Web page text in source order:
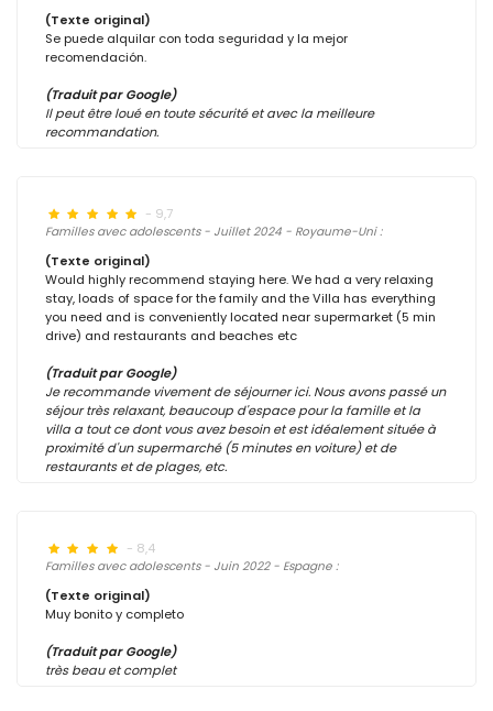
(Texte original)
Se puede alquilar con toda seguridad y la mejor
recomendación.
(Traduit par Google)
Il peut être loué en toute sécurité et avec la meilleure
recommandation.
- 9,7
Familles avec adolescents - Juillet 2024 - Royaume-Uni :
(Texte original)
Would highly recommend staying here. We had a very relaxing
stay, loads of space for the family and the Villa has everything
you need and is conveniently located near supermarket (5 min
drive) and restaurants and beaches etc
(Traduit par Google)
Je recommande vivement de séjourner ici. Nous avons passé un
séjour très relaxant, beaucoup d'espace pour la famille et la
villa a tout ce dont vous avez besoin et est idéalement située à
proximité d'un supermarché (5 minutes en voiture) et de
restaurants et de plages, etc.
- 8,4
Familles avec adolescents - Juin 2022 - Espagne :
(Texte original)
Muy bonito y completo
(Traduit par Google)
très beau et complet